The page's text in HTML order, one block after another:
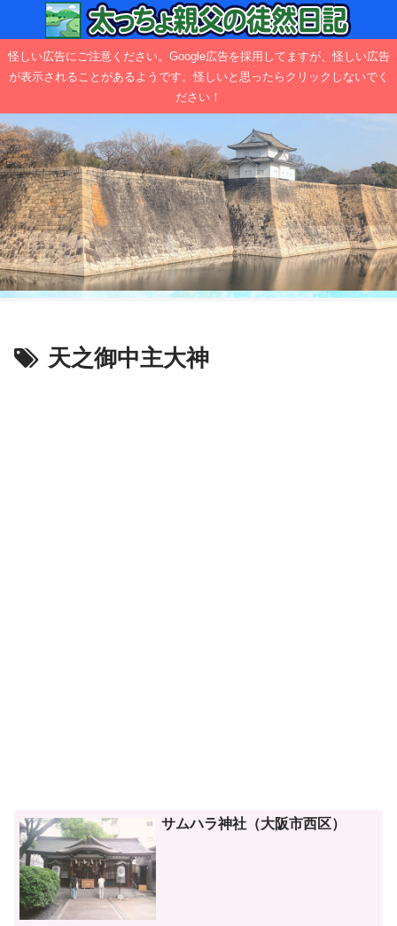
怪しい広告にご注意ください。Google広告を採用してますが、怪しい広告
が表示されることがあるようです。怪しいと思ったらクリックしないでく
ださい！
天之御中主大神
サムハラ神社（大阪市西区）